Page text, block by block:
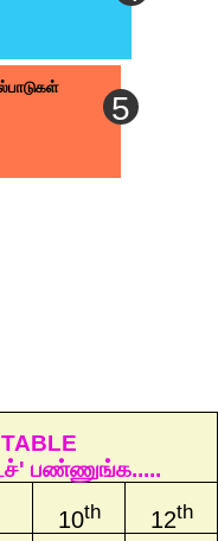
பண்ணுங்க.....
10th 12th